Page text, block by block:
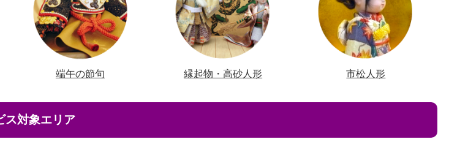
端午の節句 縁起物・高砂人形 市松人形
ス対象エリア